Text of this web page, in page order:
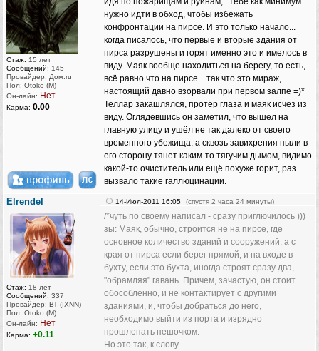
Стаж: 15 лет
Сообщений: 145
Провайдер: Дом.ru
Пол: Otoko (M)
Он-лайн: Нет
Карма: 0.00
нужно идти в обход, чтобы избежать
конфронтации на пирсе. И это только начало...
когда писалось, что первые и вторые здания от
пирса разрушены и горят именно это и имелось в
виду. Маяк вообще находиться на берегу, то есть,
всё равно что на пирсе... так что это мираж,
настоящий давно взорвали при первом залпе =)*
Теллар закашлялся, протёр глаза и маяк исчез из
виду. Оглядевшись он заметил, что вышел на
главную улицу и ушёл не так далеко от своего
временного убежища, а сквозь завихрения пыли в
его сторону тянет каким-то тягучим дымом, видимо
какой-то очиститель или ещё похуже горит, раз
вызвало такие галлюцинации.
Elrendel
Стаж: 18 лет
Сообщений: 337
Провайдер: ВТ (IXNN)
Пол: Otoko (M)
Он-лайн: Нет
Карма: +0.11
14-Июл-2011 16:05 (спустя 2 часа 24 минуты)
/*чуть по своему написал - сразу приглючилось )))
зы: Маяк, обычно, строится не на пирсе, где
основное количество зданий и сооружений, а с
края от пирса если берег прямой, и на входе в
бухту, если это бухта, иногда строят сразу два,
"обрамляя" гавань. Причем, зачастую, он стоит
обособленно, и не контактирует с другими
зданиями, и, чтобы добраться до него,
необходимо выйти из порта и изрядно
прошлепать пешочком.
Но это так, к слову.